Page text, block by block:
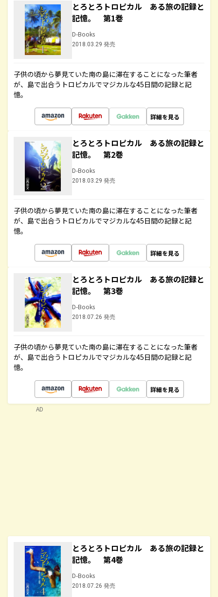
とろとろトロピカル ある旅の記録と
記憶。 第1巻
D-Books
2018.03.29 発売
子供の頃から夢見ていた南の島に滞在することになった筆者
が、島で出合うトロピカルでマジカルな45日間の記録と記
憶。
詳細を見る
とろとろトロピカル ある旅の記録と
記憶。 第2巻
D-Books
2018.03.29 発売
子供の頃から夢見ていた南の島に滞在することになった筆者
が、島で出合うトロピカルでマジカルな45日間の記録と記
憶。
詳細を見る
とろとろトロピカル ある旅の記録と
記憶。 第3巻
D-Books
2018.07.26 発売
子供の頃から夢見ていた南の島に滞在することになった筆者
が、島で出合うトロピカルでマジカルな45日間の記録と記
憶。
詳細を見る
とろとろトロピカル ある旅の記録と
記憶。 第4巻
D-Books
2018.07.26 発売
AD